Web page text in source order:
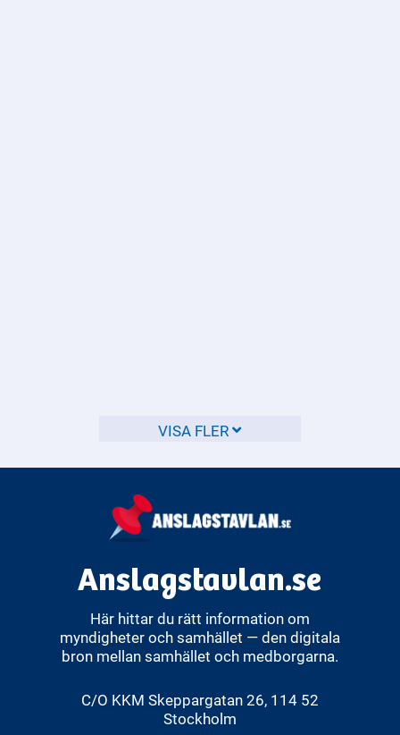
myndighet som hjälper till att lösa tvister mellan
konsumenter och företag. ARN prövar ärenden opartiskt
VISA FLER
Anslagstavlan.se
Här hittar du rätt information om
myndigheter och samhället — den digitala
bron mellan samhället och medborgarna.
C/O KKM Skeppargatan 26, 114 52
Stockholm